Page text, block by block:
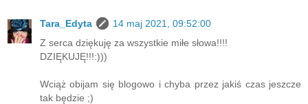
Tara_Edyta
14 maj 2021, 09:52:00
Z serca dziękuję za wszystkie miłe słowa!!!!
DZIĘKUJĘ!!!:)))
Wciąż obijam się blogowo i chyba przez jakiś czas jeszcze
tak będzie ;)